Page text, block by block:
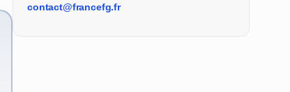
contact@francefg.fr